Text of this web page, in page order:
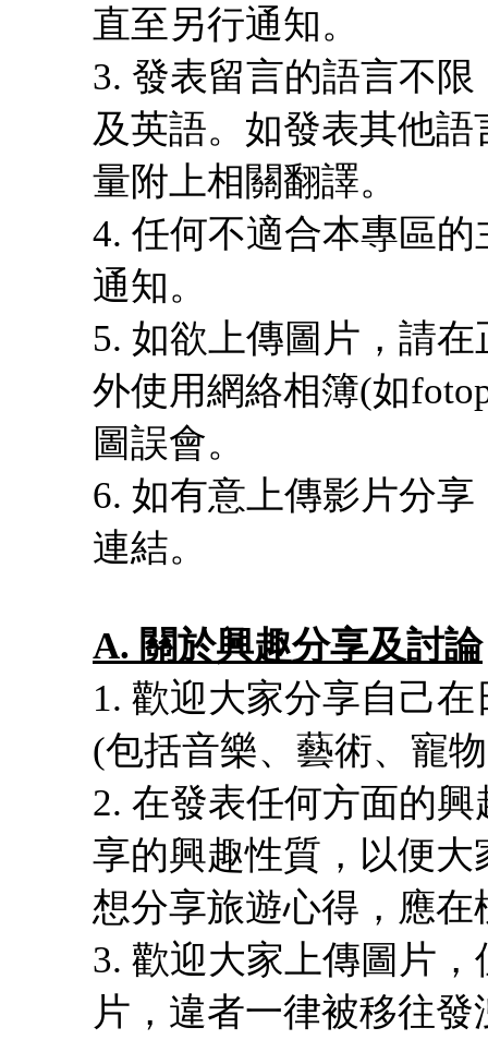
直至另行通知。
3. 發表留言的語言不
及英語。如發表其他
量附上相關翻譯。
4. 任何不適合本專區
通知。
5. 如欲上傳圖片，請
外使用網絡相簿(如
圖誤會。
6. 如有意上傳影片分
連結。
A. 關於興趣分享及討論
1. 歡迎大家分享自己
(包括音樂、藝術、寵
2. 在發表任何方面的
享的興趣性質，以便
想分享旅遊心得，應
3. 歡迎大家上傳圖片
片，違者一律被移往